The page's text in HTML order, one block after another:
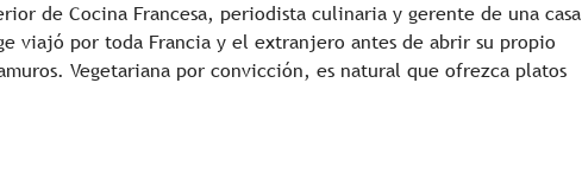
de Cocina Francesa, periodista culinaria y gerente de una casa
viajó por toda Francia y el extranjero antes de abrir su propio
Vegetariana por convicción, es natural que ofrezca platos